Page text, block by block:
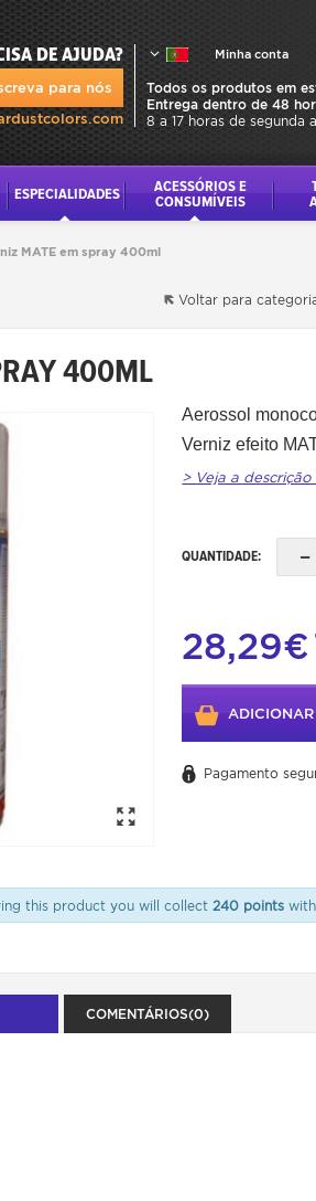
DE AJUDA?
para nós
Minha conta
Todos os produtos em
Entrega dentro de 48
8 a 17 horas de segunda
ESPECIALIDADES
ACESSÓRIOS E
CONSUMÍVEIS
MATE em spray 400ml
Voltar para
400ML
Aerossol
Verniz efeito
> Veja a
QUANTIDADE: -
28,29€
Pagamento
this product you will collect 240 pointswith
COMENTÁRIOS(0)